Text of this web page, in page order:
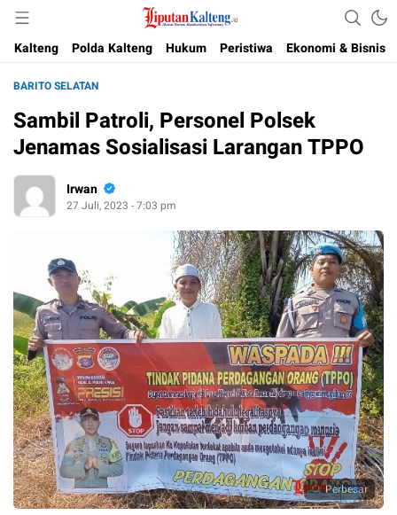
Liputan Kalteng
Akurat, Terpercaya & Independent
Kalteng
Polda Kalteng Hukum Peristiwa Ekonomi & Bisnis
BARITO SELATAN
Sambil Patroli, Personel Polsek
Jenamas Sosialisasi Larangan TPPO
Irwan
27 Juli, 2023 - 7:03 pm
Perbesar